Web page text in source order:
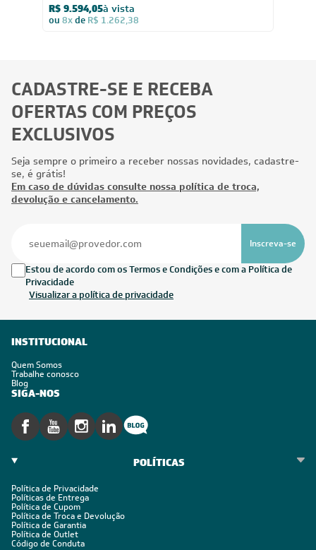
R$ 9.594,05à vista
ou 8xde R$ 1.262,38
CADASTRE-SE E RECEBA
OFERTAS COM PREÇOS
EXCLUSIVOS
Seja sempre o primeiro a receber nossas novidades, cadastre-
se, é grátis!
Em caso de dúvidas consulte nossa política de troca,
devolução e cancelamento.
Inscreva-se
Estou de acordo com os Termos e Condições e com a Política de
Privacidade
Visualizar a política de privacidade
INSTITUCIONAL
Quem Somos
Trabalhe conosco
Blog
SIGA-NOS
POLÍTICAS
Política de Privacidade
Políticas de Entrega
Política de Cupom
Política de Troca e Devolução
Política de Garantia
Política de Outlet
Código de Conduta